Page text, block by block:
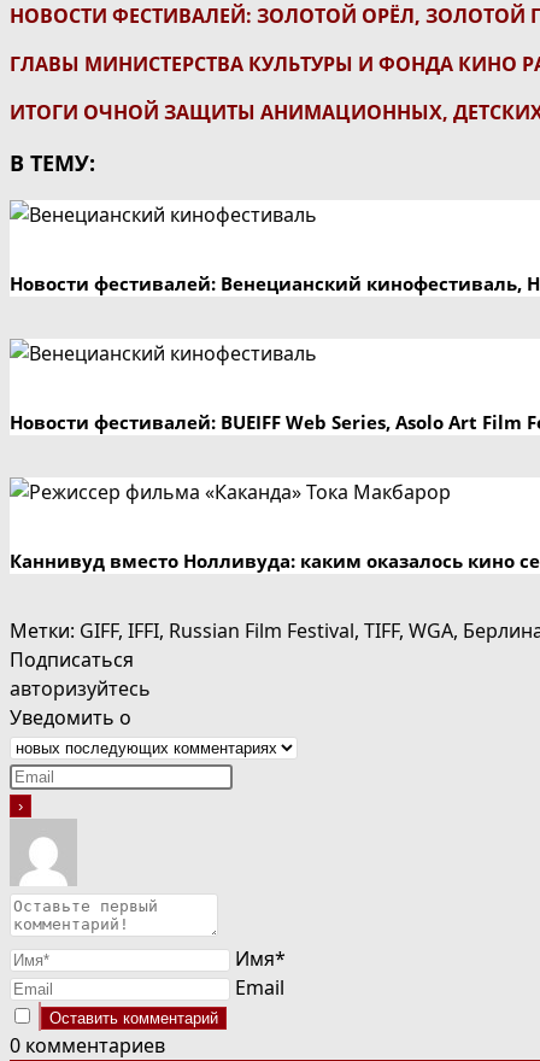
НОВОСТИ ФЕСТИВАЛЕЙ: ЗОЛОТОЙ ОРЁЛ, ЗОЛОТОЙ
ГЛАВЫ МИНИСТЕРСТВА КУЛЬТУРЫ И ФОНДА КИНО
ИТОГИ ОЧНОЙ ЗАЩИТЫ АНИМАЦИОННЫХ,
В ТЕМУ:
Новости фестивалей: Венецианский
Новости фестивалей: BUEIFF Web Series, Asolo Art
Каннивуд вместо Нолливуда: каким оказалось кино
Метки: GIFF, IFFI, Russian Film Festival, TIFF, WGA,
Подписаться
авторизуйтесь
Уведомить о
Имя*
Email
0 комментариев